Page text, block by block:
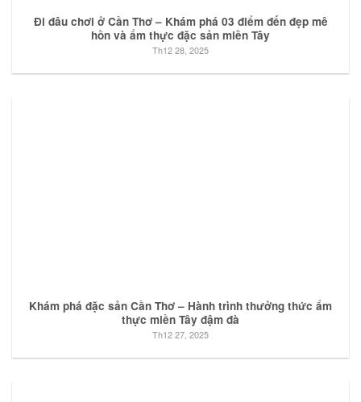
Đi đâu chơi ở Cần Thơ – Khám phá 03 điểm đến đẹp mê
hồn và ẩm thực đặc sản miền Tây
Th12 28, 2025
Khám phá đặc sản Cần Thơ – Hành trình thưởng thức ẩm
thực miền Tây đậm đà
Th12 27, 2025